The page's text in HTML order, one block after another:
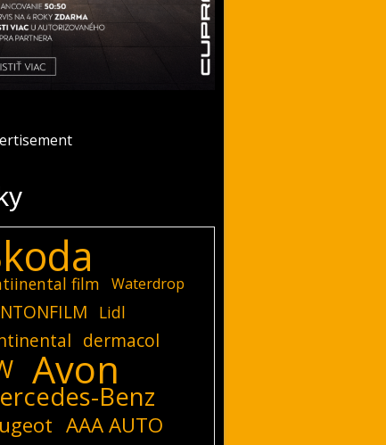
film Waterdrop
Lidl
dermacol
Avon
Benz
AAA AUTO